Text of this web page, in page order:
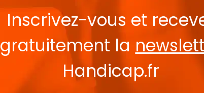
Inscrivez-vous et
gratuitement la
Handicap.fr